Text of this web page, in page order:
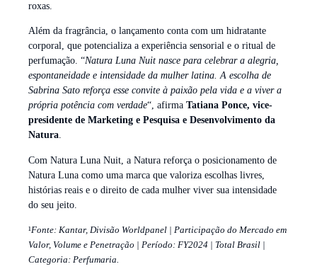
roxas.
Além da fragrância, o lançamento conta com um hidratante
corporal, que potencializa a experiência sensorial e o ritual de
perfumação. “Natura Luna Nuit nasce para celebrar a alegria,
espontaneidade e intensidade da mulher latina. A escolha de
Sabrina Sato reforça esse convite à paixão pela vida e a viver a
própria potência com verdade“, afirma Tatiana Ponce, vice-
presidente de Marketing e Pesquisa e Desenvolvimento da
Natura.
Com Natura Luna Nuit, a Natura reforça o posicionamento de
Natura Luna como uma marca que valoriza escolhas livres,
histórias reais e o direito de cada mulher viver sua intensidade
do seu jeito.
¹Fonte: Kantar, Divisão Worldpanel | Participação do Mercado em
Valor, Volume e Penetração | Período: FY2024 | Total Brasil |
Categoria: Perfumaria.